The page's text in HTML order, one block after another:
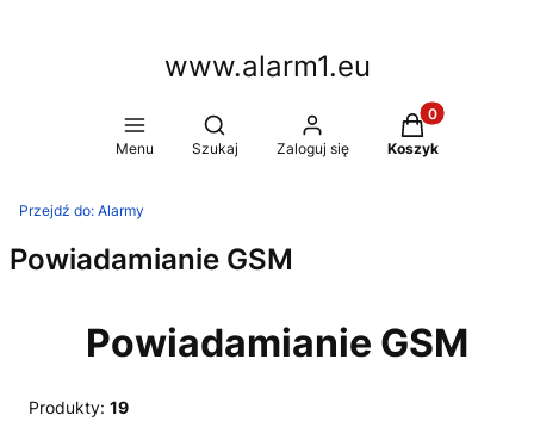
www.alarm1.eu
Menu
Otwórz wyszukiwarkę
Szukaj Zaloguj się
Produkty w
Koszyk
Przejdź do: Alarmy
Powiadamianie GSM
Powiadamianie GSM
Produkty: 19